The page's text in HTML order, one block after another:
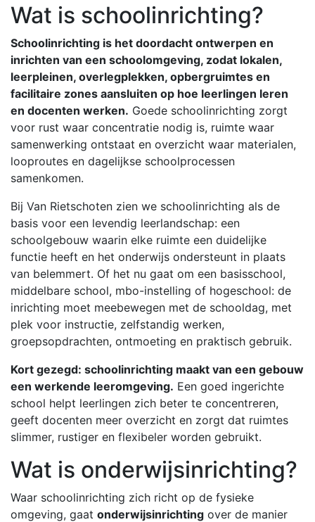
Wat is schoolinrichting?
Schoolinrichting is het doordacht ontwerpen en
inrichten van een schoolomgeving, zodat lokalen,
leerpleinen, overlegplekken, opbergruimtes en
facilitaire zones aansluiten op hoe leerlingen leren
en docenten werken. Goede schoolinrichting zorgt
voor rust waar concentratie nodig is, ruimte waar
samenwerking ontstaat en overzicht waar materialen,
looproutes en dagelijkse schoolprocessen
samenkomen.
Bij Van Rietschoten zien we schoolinrichting als de
basis voor een levendig leerlandschap: een
schoolgebouw waarin elke ruimte een duidelijke
functie heeft en het onderwijs ondersteunt in plaats
van belemmert. Of het nu gaat om een basisschool,
middelbare school, mbo-instelling of hogeschool: de
inrichting moet meebewegen met de schooldag, met
plek voor instructie, zelfstandig werken,
groepsopdrachten, ontmoeting en praktisch gebruik.
Kort gezegd: schoolinrichting maakt van een gebouw
een werkende leeromgeving. Een goed ingerichte
school helpt leerlingen zich beter te concentreren,
geeft docenten meer overzicht en zorgt dat ruimtes
slimmer, rustiger en flexibeler worden gebruikt.
Wat is onderwijsinrichting?
Waar schoolinrichting zich richt op de fysieke
omgeving, gaat onderwijsinrichting over de manier